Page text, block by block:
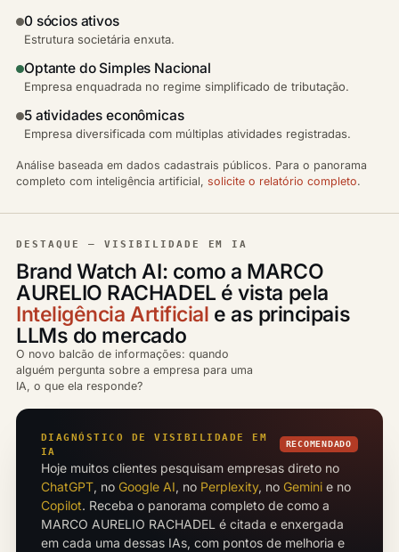
0 sócios ativos
Estrutura societária enxuta.
Optante do Simples Nacional
Empresa enquadrada no regime simplificado de tributação.
5 atividades econômicas
Empresa diversificada com múltiplas atividades registradas.
Análise baseada em dados cadastrais públicos. Para o panorama
completo com inteligência artificial, solicite o relatório completo.
DESTAQUE — VISIBILIDADE EM IA
Brand Watch AI: como a MARCO
AURELIO RACHADEL é vista pela
Inteligência Artificial e as principais
LLMs do mercado
O novo balcão de informações: quando
alguém pergunta sobre a empresa para uma
IA, o que ela responde?
DIAGNÓSTICO DE VISIBILIDADE EM
IA
RECOMENDADO
Hoje muitos clientes pesquisam empresas direto no
ChatGPT, no Google AI, no Perplexity, no Gemini e no
Copilot. Receba o panorama completo de como a
MARCO AURELIO RACHADEL é citada e enxergada
em cada uma dessas IAs, com pontos de melhoria e